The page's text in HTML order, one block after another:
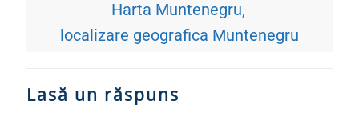
Harta Muntenegru
localizare geografica Muntenegru
Lasă un răspuns